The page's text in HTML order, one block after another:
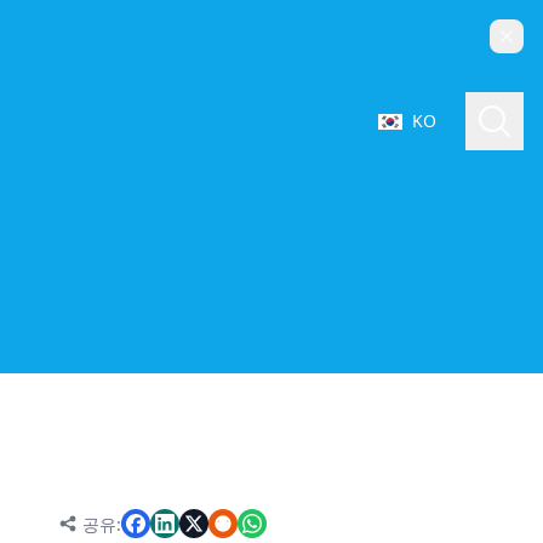
닫기
KO
언어 선택
공유:
3003의 메커니즘: 냉간 가공 경화(가공 경화)